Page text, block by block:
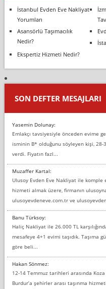
İstanbul Evden Eve Nakliyat
Yorumları
Asansörlü Taşımacılık
Nedir?
Ekspertiz Hizmeti Nedir?
SON DEFTER MESAJLARI
Yasemin Dolunay:
Emlakçı tavsiyesiyle önceden evime
isminin B* olduğunu söyleyen kişi, 28-
verdi. Fiyatın fazl...
Muzaffer Kartal:
Ulusoy Evden Eve Nakliyat ile komple
hizmeti almak üzere, firmanın
ulusoyevdeneve.com.tr ve
Banu Türksoy:
Haliç Nakliyat ile 26.000 TL
mesafeye 4+1 evimi taşıdık. Taşıma
göre beli...
Hakan Sönmez:
12-14 Temmuz tarihleri arasında
Burdur’a şehirler arası taşınma